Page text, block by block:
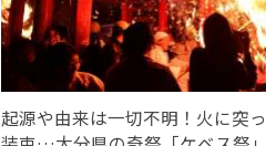
起源や由来は一切不明！火に突